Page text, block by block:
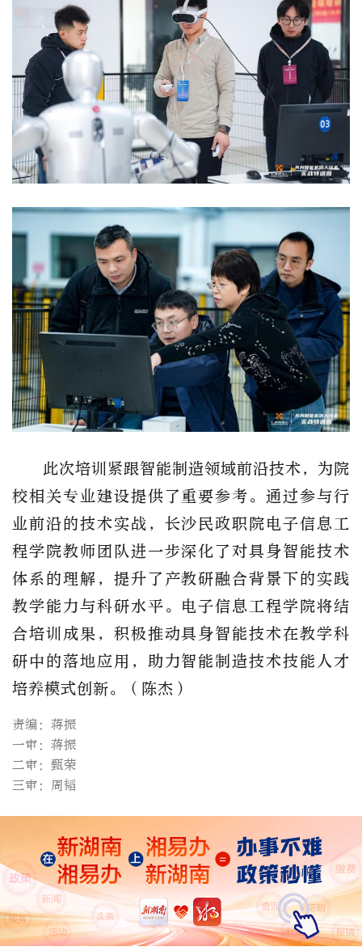
此次培训紧跟智能制造领域前沿技术，为院
校相关专业建设提供了重要参考。通过参与行
业前沿的技术实战，长沙民政职院电子信息工
程学院教师团队进一步深化了对具身智能技术
体系的理解，提升了产教研融合背景下的实践
教学能力与科研水平。电子信息工程学院将结
合培训成果，积极推动具身智能技术在教学科
研中的落地应用，助力智能制造技术技能人才
培养模式创新。（陈杰）
责编：蒋振
一审：蒋振
二审：甄荣
三审：周韬